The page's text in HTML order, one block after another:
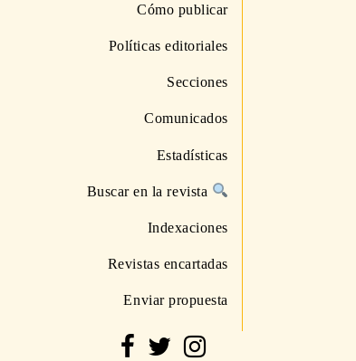
Cómo publicar
Políticas editoriales
Secciones
Comunicados
Estadísticas
Buscar en la revista
Indexaciones
Revistas encartadas
Enviar propuesta